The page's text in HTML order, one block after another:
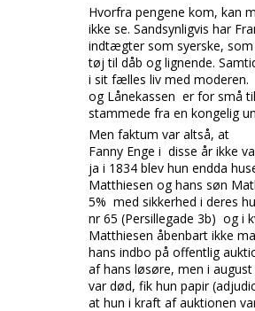
Hvorfra pengene kom, kan
ikke se. Sandsynligvis har
indtægter som syerske,
tøj til dåb og lignende.
i sit fælles liv med moderen.
og Lånekassen er for små
stammede fra en kongelig
Men faktum var altså, at
Fanny Enge i disse år ikke
ja i 1834 blev hun endda
Matthiesen og hans søn
5% med sikkerhed i deres
nr 65 (Persillegade 3b) og i
Matthiesen åbenbart ikke
hans indbo på offentlig
af hans løsøre, men i
var død, fik hun papir (
at hun i kraft af auktionen